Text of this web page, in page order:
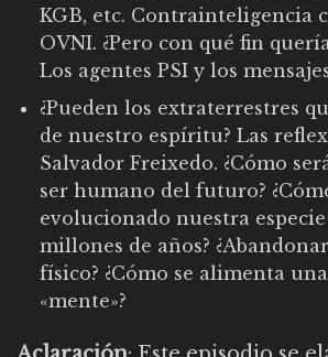
KGB, etc. Contrainteligencia
OVNI. ¿Pero con qué fin
Los agentes PSI y los
¿Pueden los extraterrestres
de nuestro espíritu? Las
Salvador Freixedo. ¿Cómo
ser humano del futuro?
evolucionado nuestra
millones de años?
físico? ¿Cómo se alimenta
«mente»?